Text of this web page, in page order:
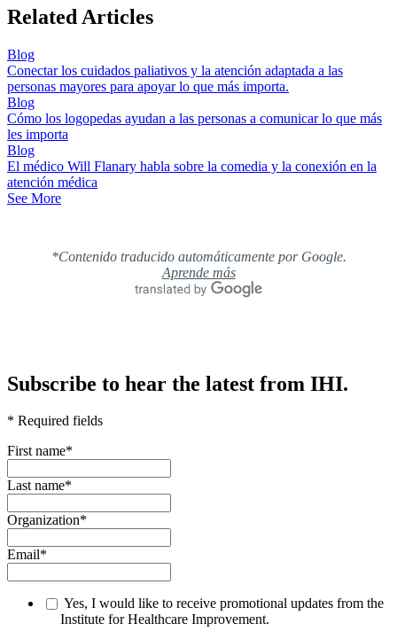
Related Articles
Blog
Conectar los cuidados paliativos y la atención adaptada a las
personas mayores para apoyar lo que más importa.
Blog
Cómo los logopedas ayudan a las personas a comunicar lo que más
les importa
Blog
El médico Will Flanary habla sobre la comedia y la conexión en la
atención médica
See More
*Contenido traducido automáticamente por Google.
Aprende más
Subscribe to hear the latest from IHI.
* Required fields
First name*
Last name*
Organization*
Email*
Yes, I would like to receive promotional updates from the
Institute for Healthcare Improvement.